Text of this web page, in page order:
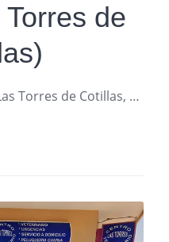
de
C. Honduras, 11, 30565 Las Torres de Cotillas, Murcia